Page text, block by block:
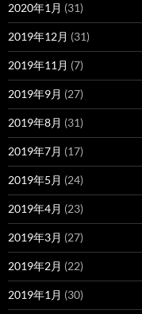
2020年1月 (31)
2019年12月 (31)
2019年11月 (7)
2019年9月 (27)
2019年8月 (31)
2019年7月 (17)
2019年5月 (24)
2019年4月 (23)
2019年3月 (27)
2019年2月 (22)
2019年1月 (30)